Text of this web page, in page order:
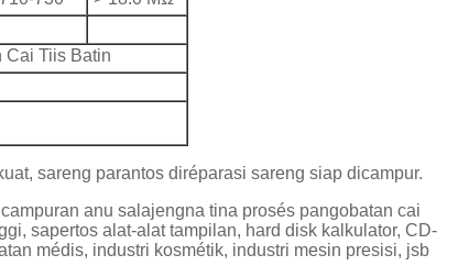
Cai Tiis Batin
sareng parantos diréparasi sareng siap dicampur.
anu salajengna tina prosés pangobatan cai
sapertos alat-alat tampilan, hard disk kalkulator, CD-
médis, industri kosmétik, industri mesin presisi, jsb